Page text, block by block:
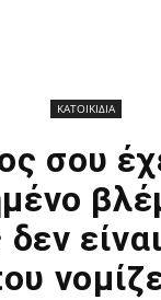
ΚΑΤΟΙΚΙΔΙΑ
σου